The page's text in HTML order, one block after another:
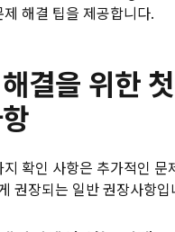
제 해결 팁을 제공합니다.
결을 위한
지 확인 사항은 추가적인 문
권장되는 일반 권장사항입